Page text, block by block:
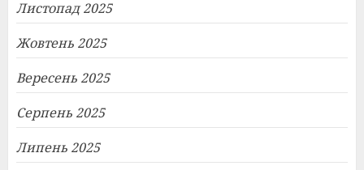
Листопад 2025
Жовтень 2025
Вересень 2025
Серпень 2025
Липень 2025